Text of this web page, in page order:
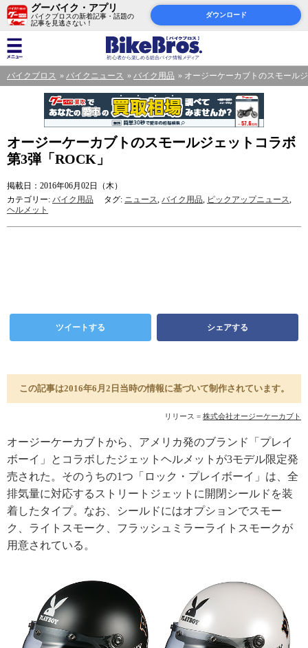
グーバイク・アプリ
バイクブロスの新着記事・話題の
記事を見逃さない！
ダウンロード
バイクブロス バイクニュース バイク用品 オージーケーカブトのスモール
オージーケーカブトのスモールジェットコラボ
第3弾「ROCK」
掲載日：2016年06月02日（木）
カテゴリー: バイク用品 タグ: ニュース, バイク用品, ピックアップニュース,
ヘルメット
ツイートする シェアする
この記事は2016年6月2日当時の情報に基づいて制作されています。
リリース = 株式会社オージーケーカブト
オージーケーカブトから、アメリカ発のブランド「プレイ
ボーイ」とコラボしたジェットヘルメットが3モデル限定発
売された。そのうちの1つ「ロック・プレイボーイ」は、全
排気量に対応するストリートジェットに開閉シールドを装
着したタイプ。なお、シールドにはオプションでスモー
ク、ライトスモーク、フラッシュミラーライトスモークが
用意されている。